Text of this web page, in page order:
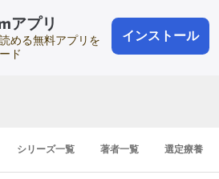
アプリ
める無料アプリを
ド
インストール
会員登録
登録1分
シリーズ一覧 著者一覧 選定療養